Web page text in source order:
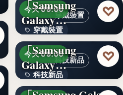
文字
穿戴裝置
今天 09:00
穿戴裝置
文字
「Samsung
Galaxy…
♡
科技新品
今天 09:00
科技新品
＜ソフトバンク＞
「Samsung
Galaxy…
♡
＜ドコモ＞